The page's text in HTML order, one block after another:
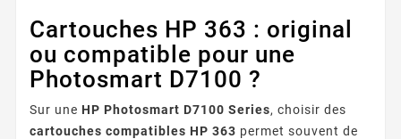
Cartouches HP 363 : original
ou compatible pour une
Photosmart D7100 ?
Sur une HP Photosmart D7100 Series, choisir des
cartouches compatibles HP 363 permet souvent de